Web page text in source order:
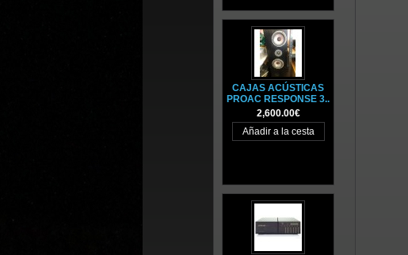
CAJAS ACÚSTICAS
PROAC RESPONSE 3..
2,600.00€